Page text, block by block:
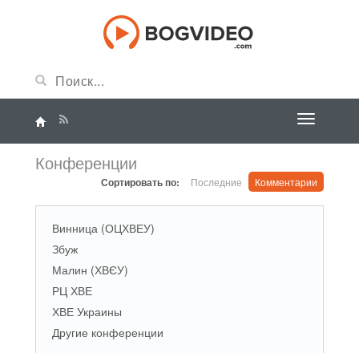
Конференции
Сортировать по: Последние Комментарии
Винница (ОЦХВЕУ)
Збуж
Малин (ХВЄУ)
РЦ ХВЕ
ХВЕ Украины
Другие конференции